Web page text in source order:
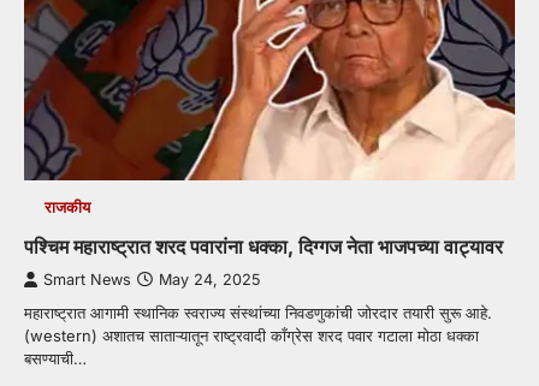
राजकीय
पश्चिम महाराष्ट्रात शरद पवारांना धक्का, दिग्गज नेता भाजपच्या वाट्यावर
Smart News May 24, 2025
महाराष्ट्रात आगामी स्थानिक स्वराज्य संस्थांच्या निवडणुकांची जोरदार तयारी सुरू आहे.
(western) अशातच साताऱ्यातून राष्ट्रवादी काँग्रेस शरद पवार गटाला मोठा धक्का
बसण्याची…